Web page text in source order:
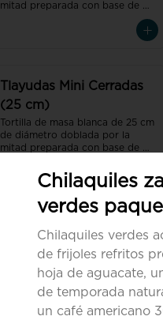
mitad preparada con base de
asiento, pasta de frijol con toque
de hoja de aguacate, quesillo y
Tlayudas Mini Cerradas
(25 cm)
Tortilla de masa blanca de 25 cm
de diámetro doblada por la
mitad preparada con base de
de hoja de aguacate, quesillo y
Costilla de puerco en
salsa de chapulin
Costilla de Puerco bañado en
Chilaquiles
verdes
Chilaquiles verdes
de frijoles refritos
hoja de aguacate,
de temporada
un café americano